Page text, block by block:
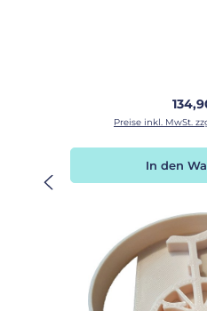
Preise inkl. MwSt.
In den